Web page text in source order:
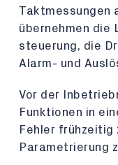
Taktmessungen
übernehmen die
steuerung, die
Alarm- und
Vor der
Funktionen in
Fehler frühzeitig
Parametrierung